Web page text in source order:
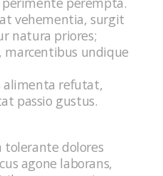
vehementia, surgit
natura priores;
marcentibus undique
alimenta refutat,
passio gustus.
tolerante dolores
agone laborans,